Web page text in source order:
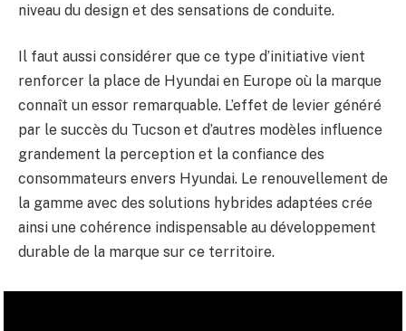
niveau du design et des sensations de conduite.
Il faut aussi considérer que ce type d’initiative vient
renforcer la place de Hyundai en Europe où la marque
connaît un essor remarquable. L’effet de levier généré
par le succès du Tucson et d’autres modèles influence
grandement la perception et la confiance des
consommateurs envers Hyundai. Le renouvellement de
la gamme avec des solutions hybrides adaptées crée
ainsi une cohérence indispensable au développement
durable de la marque sur ce territoire.